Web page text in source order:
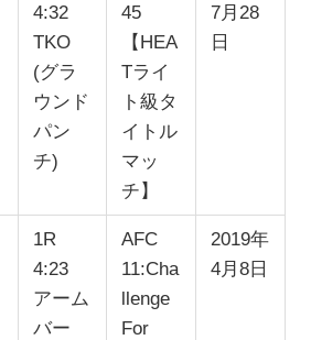
4:32
TKO
(グラ
ウンド
パン
チ)
45
【HEA
Tライ
ト級タ
イトル
マッ
チ】
7月28
日
1R
4:23
アーム
バー
AFC
11:Cha
llenge
For
2019年
4月8日